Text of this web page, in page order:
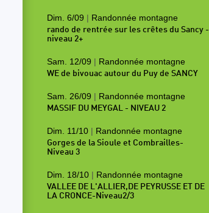
Dim. 6/09 | Randonnée montagne
rando de rentrée sur les crêtes du Sancy -
niveau 2+
Sam. 12/09 | Randonnée montagne
WE de bivouac autour du Puy de SANCY
Sam. 26/09 | Randonnée montagne
MASSIF DU MEYGAL - NIVEAU 2
Dim. 11/10 | Randonnée montagne
Gorges de la Sioule et Combrailles-
Niveau 3
Dim. 18/10 | Randonnée montagne
VALLEE DE L'ALLIER,DE PEYRUSSE ET DE
LA CRONCE-Niveau2/3